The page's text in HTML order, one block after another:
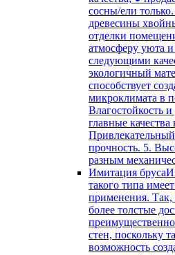
сосны/ели
древесины
отделки
атмосферу уюта
следующими
экологичный
способствует
микроклимата в
Влагостойкость
главные качества
прочность. 5.
разным
Имитация бруса
такого типа
применения.
более толстые
стен, поскольку
возможность